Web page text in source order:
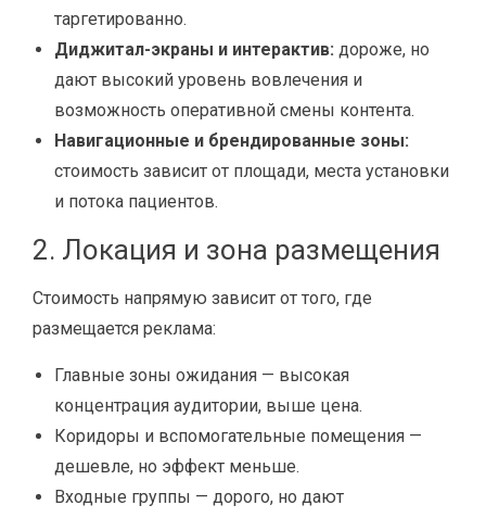
таргетированно.
Диджитал-экраны и интерактив: дороже, но
дают высокий уровень вовлечения и
возможность оперативной смены контента.
Навигационные и брендированные зоны:
стоимость зависит от площади, места установки
и потока пациентов.
2. Локация и зона размещения
Стоимость напрямую зависит от того, где
размещается реклама:
Главные зоны ожидания — высокая
концентрация аудитории, выше цена.
Коридоры и вспомогательные помещения —
дешевле, но эффект меньше.
Входные группы — дорого, но дают